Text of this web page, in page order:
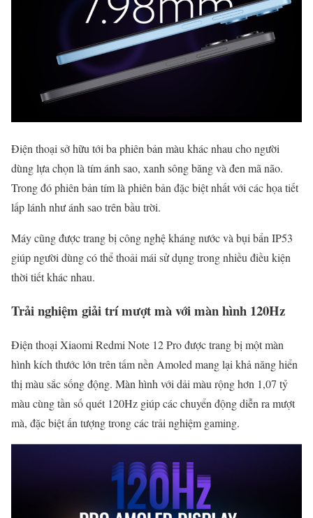
Điện thoại sở hữu tới ba phiên bản màu khác nhau cho người
dùng lựa chọn là tím ánh sao, xanh sông băng và đen mã não.
Trong đó phiên bản tím là phiên bản đặc biệt nhất với các họa tiết
lấp lánh như ánh sao trên bầu trời.
Máy cũng được trang bị công nghệ kháng nước và bụi bẩn IP53
giúp người dùng có thể thoải mái sử dụng trong nhiều điều kiện
thời tiết khác nhau.
Trải nghiệm giải trí mượt mà với màn hình 120Hz
Điện thoại Xiaomi Redmi Note 12 Pro được trang bị một màn
hình kích thước lớn trên tấm nền Amoled mang lại khả năng hiển
thị màu sắc sống động. Màn hình với dải màu rộng hơn 1,07 tỷ
màu cùng tần số quét 120Hz giúp các chuyển động diễn ra mượt
mà, đặc biệt ấn tượng trong các trải nghiệm gaming.